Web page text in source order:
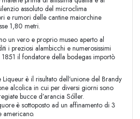
assoluto del microclima
e rumori delle cantine maiorchine
1,80 metri.
un vero e proprio museo aperto al
i preziosi alambicchi e numerosissimi
1851 il fondatore della bodegas importò
è il risultato dell’unione del Brandy
alcolica in cui per diversi giorni sono
bucce d’arancia Sóller.
è sottoposto ad un affinamento di 3
americano.